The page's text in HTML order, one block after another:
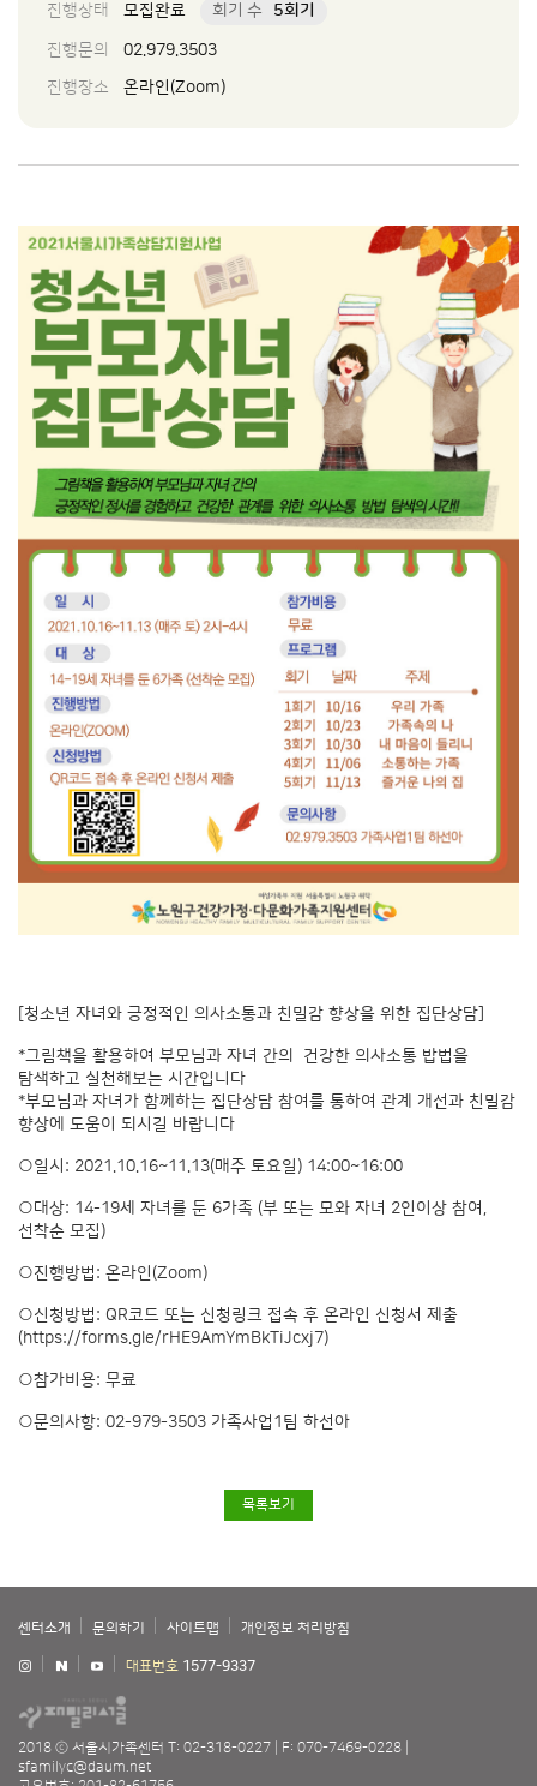
진행상태 모집완료 회기 수 5회기
진행문의
02.979.3503
진행장소
온라인(Zoom)
[청소년 자녀와 긍정적인 의사소통과 친밀감 향상을 위한 집단상담]
*그림책을 활용하여 부모님과 자녀 간의 건강한 의사소통 밥법을
탐색하고 실천해보는 시간입니다
*부모님과 자녀가 함께하는 집단상담 참여를 통하여 관계 개선과 친밀감
향상에 도움이 되시길 바랍니다
○일시: 2021.10.16~11.13(매주 토요일) 14:00~16:00
○대상: 14-19세 자녀를 둔 6가족 (부 또는 모와 자녀 2인이상 참여,
선착순 모집)
○진행방법: 온라인(Zoom)
○신청방법: QR코드 또는 신청링크 접속 후 온라인 신청서 제출
(https://forms.gle/rHE9AmYmBkTiJcxj7)
○참가비용: 무료
○문의사항: 02-979-3503 가족사업1팀 하선아
목록보기
센터소개 문의하기 사이트맵 개인정보 처리방침
대표번호 1577-9337
2018 ⓒ 서울시가족센터 T: 02-318-0227
F: 070-7469-0228
sfamilyc@daum.net